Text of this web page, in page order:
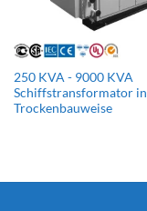
250 KVA - 9000 KVA
Schiffstransformator in
Trockenbauweise